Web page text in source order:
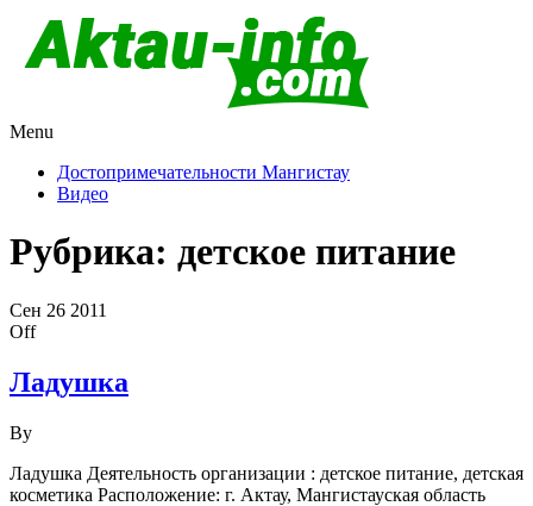
Казахстан
Menu
Достопримечательности Мангистау
Видео
Рубрика: детское питание
Сен 26 2011
Off
Ладушка
By
Ладушка Деятельность организации : детское питание, детская
косметика Расположение: г. Актау, Мангистауская область